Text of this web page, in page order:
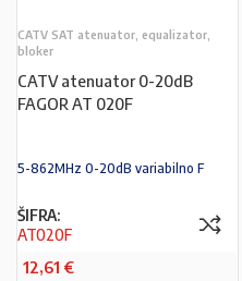
CATV SAT atenuator, equalizator,
bloker
CATV atenuator 0-20dB
FAGOR AT 020F
5-862MHz 0-20dB variabilno F
ŠIFRA:
AT020F
12,61 €